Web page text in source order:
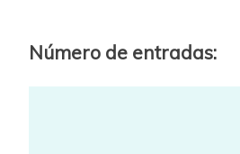
Número de entradas: